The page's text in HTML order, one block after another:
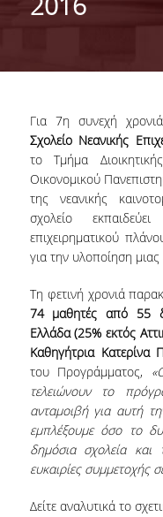
ΓΙΑ
ΒΡΑΒΕΙΑ
ΔΙΔΑΣΚΑΛΙΑ
Για 7η συνεχή
Σχολείο Νεανικής
το Τμήμα
Οικονομικού
της νεανικής
σχολείο
επιχειρηματικού
για την υλοποίηση μιας
Τη φετινή χρονιά
74 μαθητές από 55
Ελλάδα (25% εκτός
Καθηγήτρια Κατερίνα
του Προγράμματος,
τελειώνουν το
ανταμοιβή για αυτή
εμπλέξουμε όσο το
δημόσια σχολεία και
ευκαιρίες συμμετοχής
Δείτε αναλυτικά το